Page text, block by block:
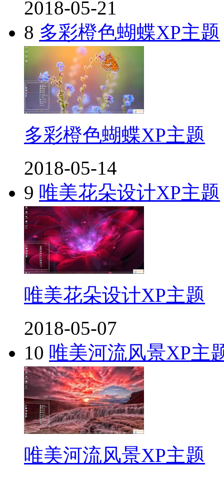
2018-05-21
8 多彩橙色蝴蝶XP主题
多彩橙色蝴蝶XP主题
2018-05-14
9 唯美花朵设计XP主题
唯美花朵设计XP主题
2018-05-07
10 唯美河流风景XP主
唯美河流风景XP主题